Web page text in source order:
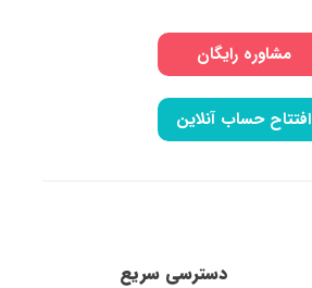
مشاوره رایگان
افتتاح حساب آنلاین
دسترسی سریع